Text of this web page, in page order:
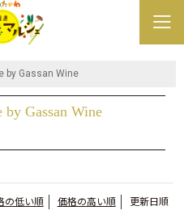
by Gassan Wine
Gassan Wine
の低い順 価格の高い順 更新日順